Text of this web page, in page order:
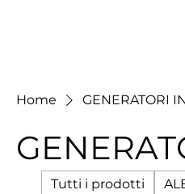
Home GENERATORI
Tutti i prodotti